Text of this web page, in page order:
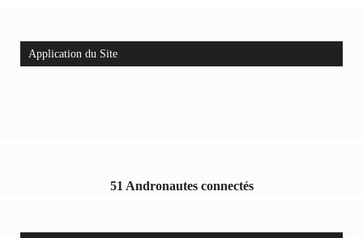
Application du Site
51 Andronautes connectés